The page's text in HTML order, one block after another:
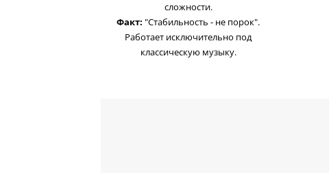
сложности.
Факт: "Стабильность - не порок".
Работает исключительно под
классическую музыку.